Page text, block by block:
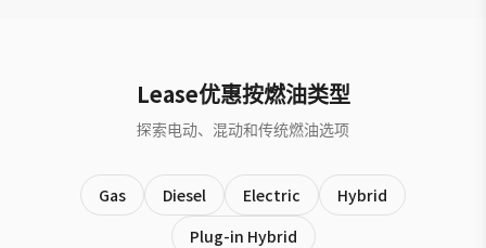
Lease优惠按燃油类型
探索电动、混动和传统燃油选项
Gas Diesel Electric
Hybrid
Plug-in Hybrid